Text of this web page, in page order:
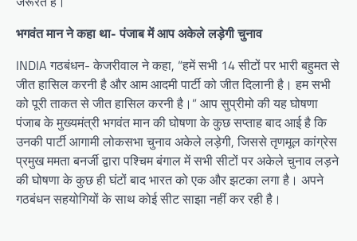
भगवंत मान ने कहा था- पंजाब में आप अकेले लड़ेगी चुनाव
INDIA गठबंधन- केजरीवाल ने कहा, “हमें सभी 14 सीटों पर भारी बहुमत से
जीत हासिल करनी है और आम आदमी पार्टी को जीत दिलानी है। हम सभी
को पूरी ताकत से जीत हासिल करनी है।” आप सुप्रीमो की यह घोषणा
पंजाब के मुख्यमंत्री भगवंत मान की घोषणा के कुछ सप्ताह बाद आई है कि
उनकी पार्टी आगामी लोकसभा चुनाव अकेले लड़ेगी, जिससे तृणमूल कांग्रेस
प्रमुख ममता बनर्जी द्वारा पश्चिम बंगाल में सभी सीटों पर अकेले चुनाव लड़ने
की घोषणा के कुछ ही घंटों बाद भारत को एक और झटका लगा है। अपने
गठबंधन सहयोगियों के साथ कोई सीट साझा नहीं कर रही है।